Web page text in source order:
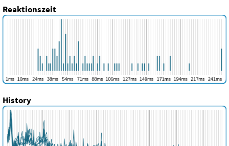
Reaktionszeit
History